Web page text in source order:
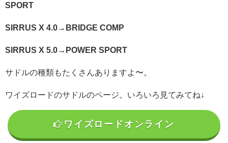
SPORT
SIRRUS X 4.0→BRIDGE COMP
SIRRUS X 5.0→POWER SPORT
サドルの種類もたくさんありますよ〜。
ワイズロードのサドルのページ。 いろいろ見てみてね↓
ワイズロードオンライン